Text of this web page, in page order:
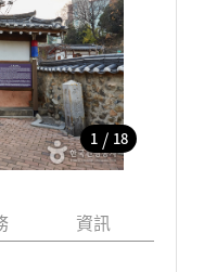
1 / 18
資訊